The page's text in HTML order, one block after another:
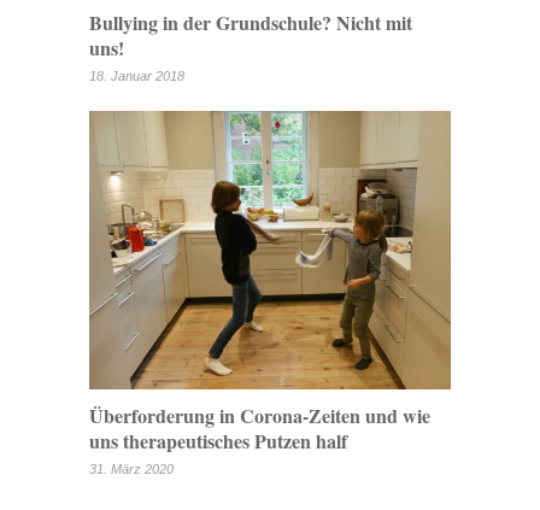
Bullying in der Grundschule? Nicht mit
uns!
18. Januar 2018
Überforderung in Corona-Zeiten und wie
uns therapeutisches Putzen half
31. März 2020